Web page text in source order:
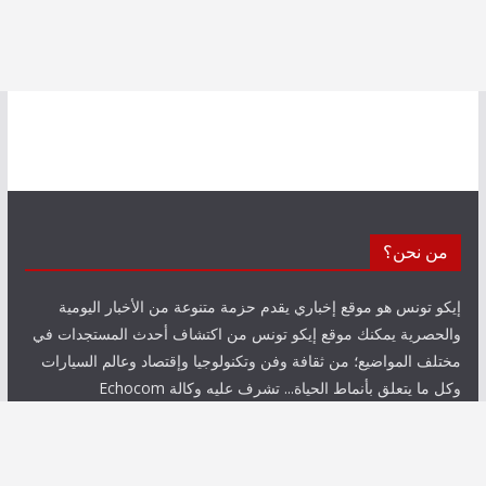
من نحن؟
إيكو تونس هو موقع إخباري يقدم حزمة متنوعة من الأخبار اليومية
والحصرية يمكنك موقع إيكو تونس من اكتشاف أحدث المستجدات في
مختلف المواضيع؛ من ثقافة وفن وتكنولوجيا وإقتصاد وعالم السيارات
وكل ما يتعلق بأنماط الحياة... تشرف عليه وكالة Echocom